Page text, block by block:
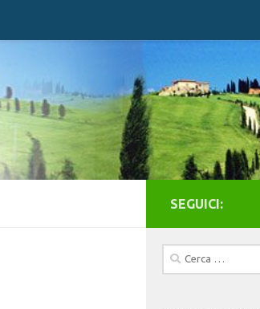
SEGUICI:
Ricerca
per: